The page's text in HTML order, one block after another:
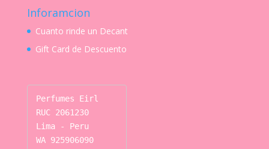
Inforamcion
Cuanto rinde un Decant
Gift Card de Descuento
Perfumes Eirl
RUC 2061230
Lima - Peru
WA 925906090